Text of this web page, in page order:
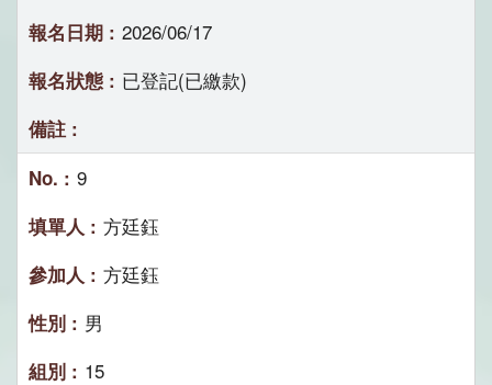
2026/06/17
已登記(已繳款)
9
方廷鈺
方廷鈺
男
15